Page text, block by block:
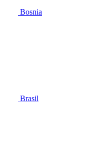
Bosnia
Brasil